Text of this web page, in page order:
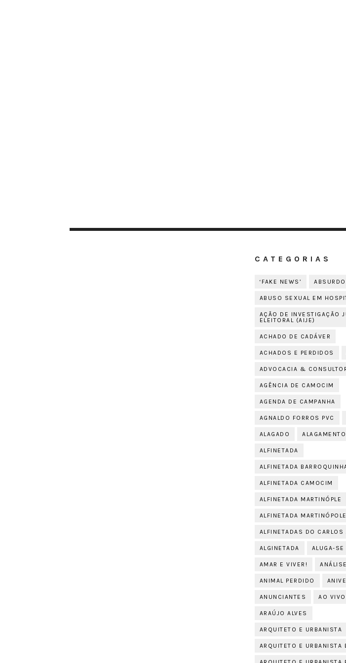
CATEGORIAS
‘FAKE NEWS’ ABSURDO
ABUSO SEXUAL EM
AÇÃO DE INVESTIGAÇÃO
ELEITORAL (AIJE)
ACHADO DE CADÁVER
ACHADOS E PERDIDOS
ADVOCACIA &
AGÊNCIA DE CAMOCIM
AGENDA DE CAMPANHA
AGNALDO FORROS PVC
ALAGADO ALAGAMENTO
ALFINETADA
ALFINETADA
ALFINETADA CAMOCIM
ALFINETADA MARTINÓPLE
ALFINETADA MARTINÓPOLE
ALFINETADAS DO CARLOS
ALGINETADA ALUGA-SE
AMAR E VIVER! ANÁLISE
ANIMAL PERDIDO
ANUNCIANTES AO VIVO
ARAÚJO ALVES
ARQUITETO E URBANISTA
ARQUITETO E URBANISTA